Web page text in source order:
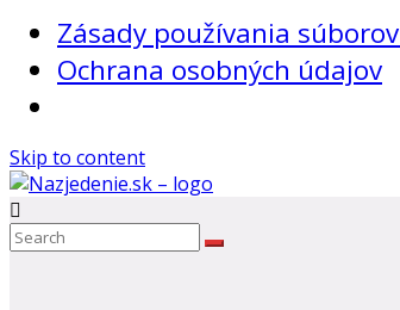
Zásady používania
Ochrana osobných údajov
Skip to content